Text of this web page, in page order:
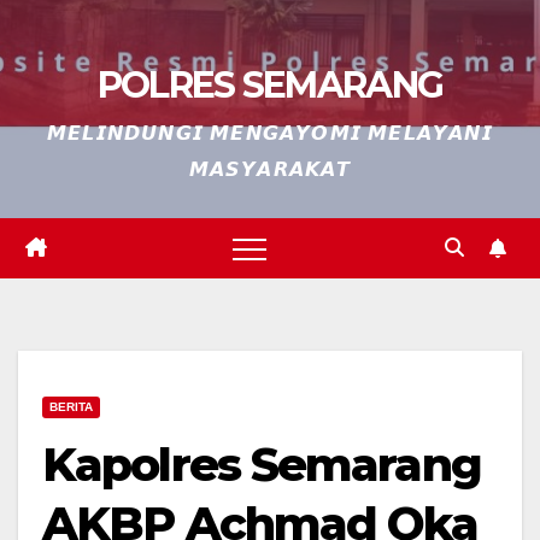
POLRES SEMARANG
𝙈𝙀𝙇𝙄𝙉𝘿𝙐𝙉𝙂𝙄 𝙈𝙀𝙉𝙂𝘼𝙔𝙊𝙈𝙄 𝙈𝙀𝙇𝘼𝙔𝘼𝙉𝙄
𝙈𝘼𝙎𝙔𝘼𝙍𝘼𝙆𝘼𝙏
BERITA
Kapolres Semarang
AKBP Achmad Oka